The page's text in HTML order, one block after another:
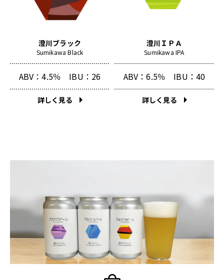
澄川ブラック
Sumikawa Black
ABV：4.5％ IBU：26
詳しく見る
澄川ＩＰＡ
Sumikawa IPA
ABV：6.5％ IBU：40
詳しく見る